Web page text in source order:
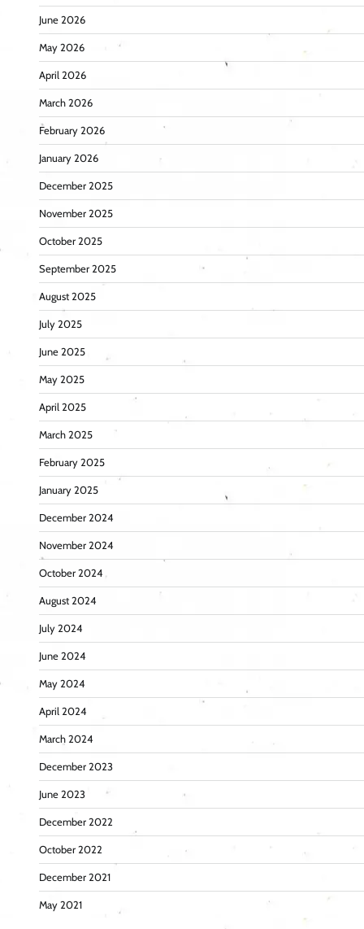
June 2026
May 2026
April 2026
March 2026
February 2026
January 2026
December 2025
November 2025
October 2025
September 2025
August 2025
July 2025
June 2025
May 2025
April 2025
March 2025
February 2025
January 2025
December 2024
November 2024
October 2024
August 2024
July 2024
June 2024
May 2024
April 2024
March 2024
December 2023
June 2023
December 2022
October 2022
December 2021
May 2021